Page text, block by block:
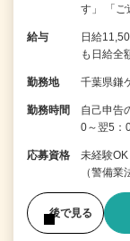
す」 「
給与
日給
も日給全
勤務地 千葉県鎌
勤務時間
自己申告
0～翌5
応募資格
未経験
（警備
後で見る